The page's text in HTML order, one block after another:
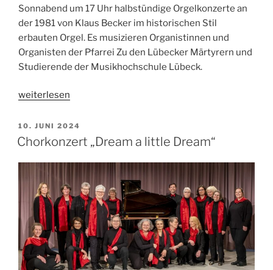
Sonnabend um 17 Uhr halbstündige Orgelkonzerte an
der 1981 von Klaus Becker im historischen Stil
erbauten Orgel. Es musizieren Organistinnen und
Organisten der Pfarrei Zu den Lübecker Märtyrern und
Studierende der Musikhochschule Lübeck.
„Orgelklänge“
weiterlesen
VERÖFFENTLICHT
AM
10. JUNI 2024
Chorkonzert „Dream a little Dream“